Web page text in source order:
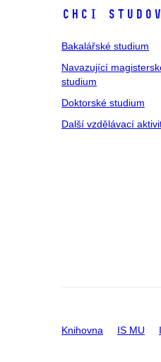
Chci
Bakalářské studium
Navazující
studium
Doktorské studium
Další vzdělávací
Knihovna IS MU